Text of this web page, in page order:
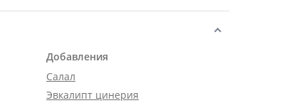
Добавления
Салал
Эвкалипт цинерия